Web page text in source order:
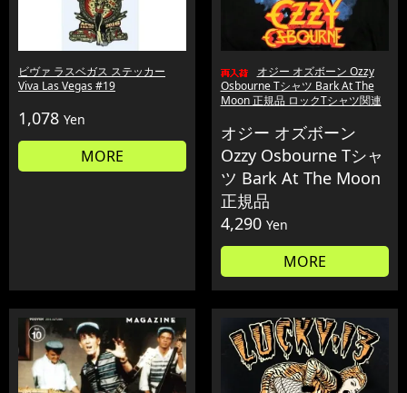
ビヴァ ラスベガス ステッカー
Viva Las Vegas #19
1,078 Yen
MORE
オジー オズボーン Ozzy
Osbourne Tシャツ Bark At The
Moon 正規品 ロックTシャツ関連
オジー オズボーン
Ozzy Osbourne Tシャ
ツ Bark At The Moon
正規品
4,290 Yen
MORE